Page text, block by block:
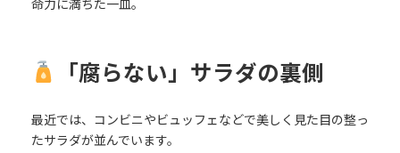
命力に満ちた一皿。
「腐らない」サラダの裏側
最近では、コンビニやビュッフェなどで美しく見た目の整っ
たサラダが並んでいます。